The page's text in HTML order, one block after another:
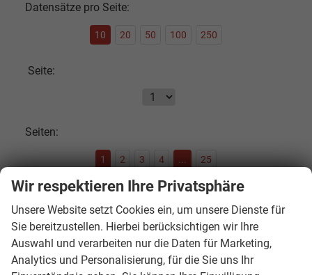
Datensätze pro Seite:
10 20 50 100 250
Seite:
Seiten:
1 2 3 4 25
Fahrzeugnr.
SOFORT VERFÜGBAR
Audi
Wir respektieren Ihre Privatsphäre
Unsere Website setzt Cookies ein, um unsere Dienste für
Sie bereitzustellen. Hierbei berücksichtigen wir Ihre
Auswahl und verarbeiten nur die Daten für Marketing,
Analytics und Personalisierung, für die Sie uns Ihr